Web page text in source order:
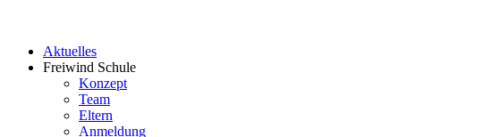
Aktuelles
Freiwind Schule
Konzept
Team
Eltern
Anmeldung